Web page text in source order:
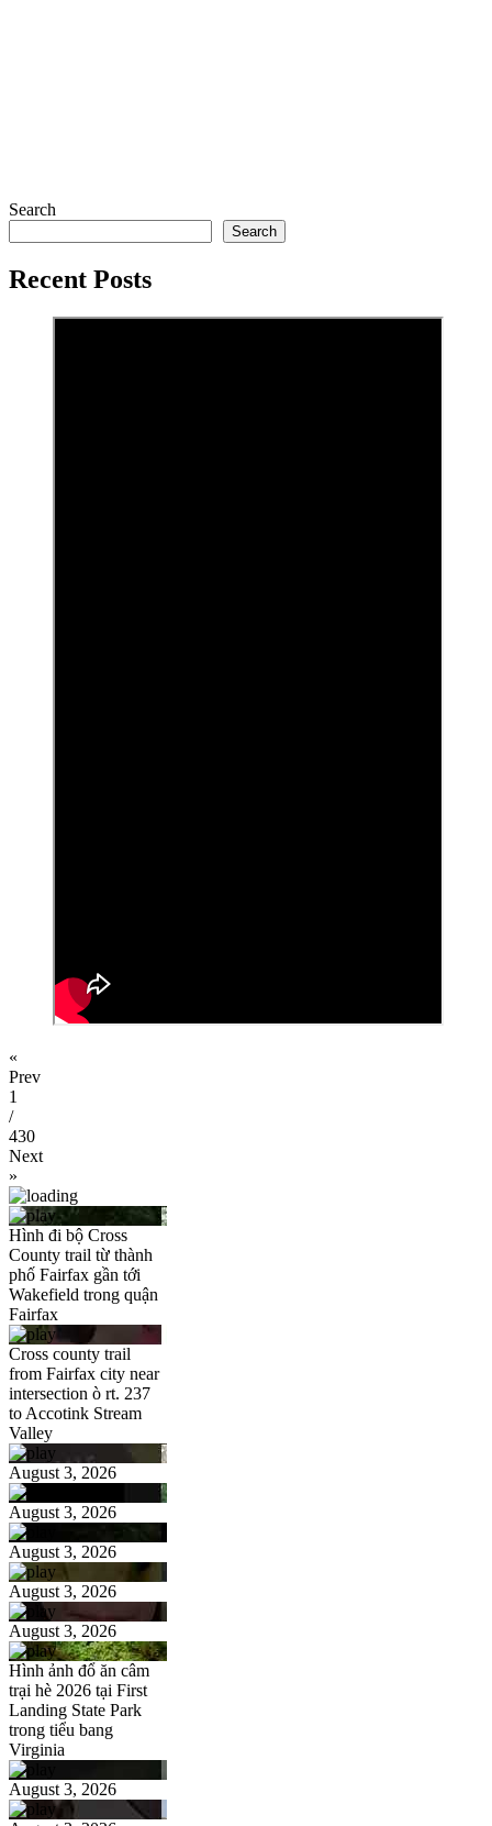
Search
Search
Recent Posts
«
Prev
1
/
430
Next
»
Hình đi bộ Cross
County trail từ thành
phố Fairfax gần tới
Wakefield trong quận
Fairfax
Cross county trail
from Fairfax city near
intersection ò rt. 237
to Accotink Stream
Valley
August 3, 2026
August 3, 2026
August 3, 2026
August 3, 2026
August 3, 2026
Hình ảnh đổ ăn câm
trại hè 2026 tại First
Landing State Park
trong tiểu bang
Virginia
August 3, 2026